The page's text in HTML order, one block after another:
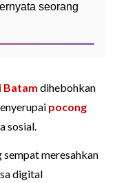
seorang
Batam dihebohkan
pocong
sosial.
meresahkan
digital